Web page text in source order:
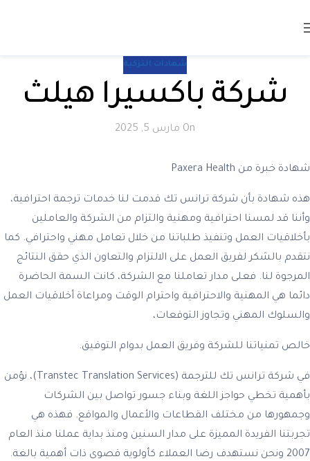
شهادات التزكية
شركة باكسيرا هيلث
On مارس 5, 2025
شهادة خبرة من Paxera Health
هذه شهادة بأن شركة ترانس تك قدمت لنا خدمات ترجمة احترافية،
وأننا قد لمسنا احترافية ومهنية والتزام من الشركة والعاملين
بأخلاقيات العمل وتنفيذ طلباتنا من خلال تعامل مهني واحترافي. كما
نتقدم بالشكر لفريق العمل على الالتزام والتعاون الذي حقق النتائج
المرجوة لنا. فعلى مدار تعاملنا مع الشركة، كانت السمة الحاضرة
دائما هي المهنية والاحترافية واحترام الوقت ومراعاة أخلاقيات العمل
والسلوك المهني وتجاوز التوقعات،
خالص تمنياتنا للشركة وفريق العمل بدوام التوفيق.
في شركة ترانس تك للترجمة (Transtec Translation Services)، نؤمن
بأهمية تخطي حواجز اللغة وبناء جسور تواصل بين الشركات
وجمهورها من مختلف القطاعات والأعمال والمواقع. فهذه هي
تجربتنا الفريدة المميزة على مدار السنين ومنذ بداية عملنا منذ العام
2007 ونحن نستهدف رضا العملاء كأولوية قصوى ذات أهمية بالغة.